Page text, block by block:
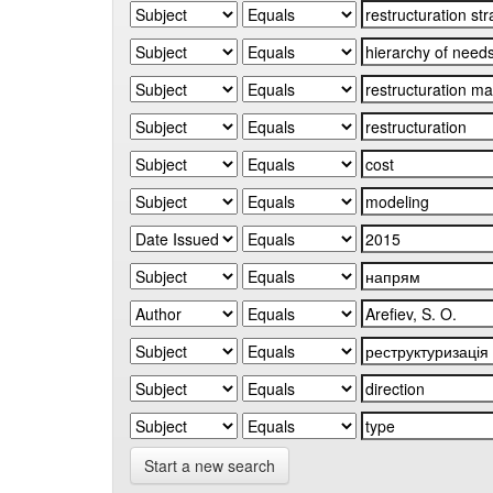
Start a new search